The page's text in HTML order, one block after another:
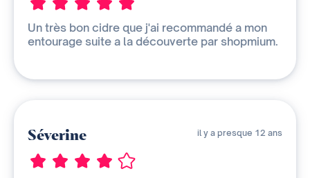
Un très bon cidre que j'ai recommandé a mon
entourage suite a la découverte par shopmium.
Séverine il y a presque 12 ans